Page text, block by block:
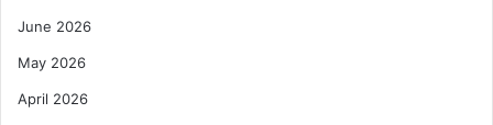
June 2026
May 2026
April 2026